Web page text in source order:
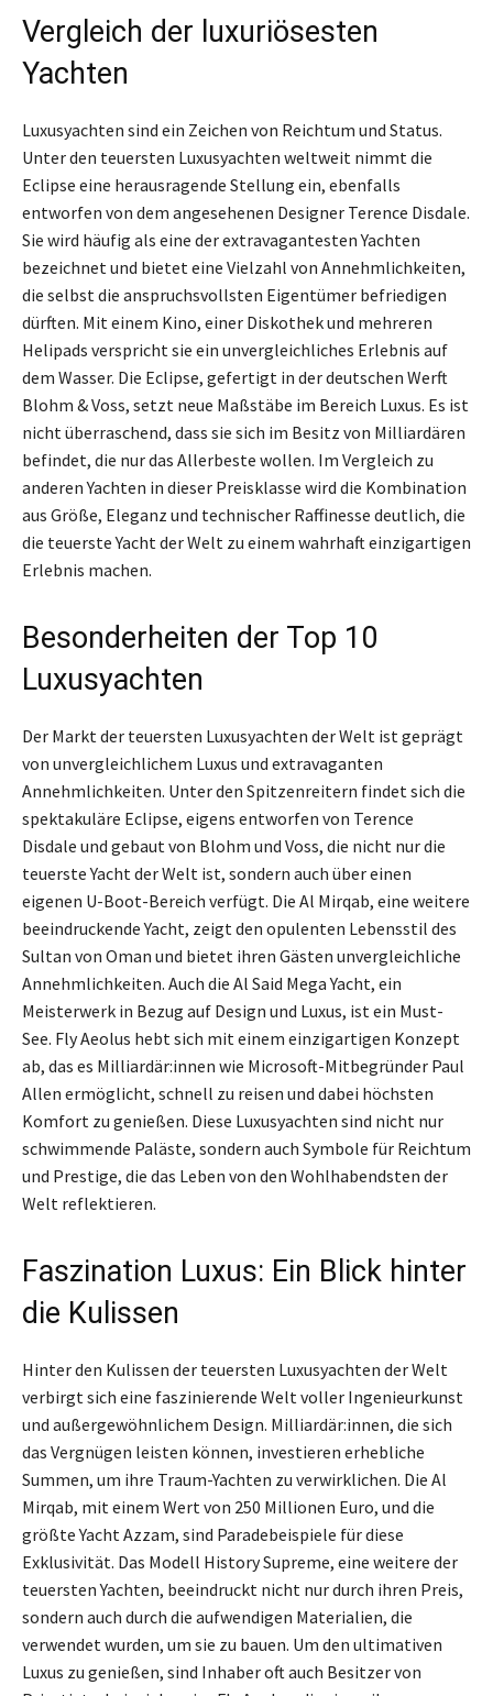
Vergleich der luxuriösesten
Yachten
Luxusyachten sind ein Zeichen von Reichtum und Status.
Unter den teuersten Luxusyachten weltweit nimmt die
Eclipse eine herausragende Stellung ein, ebenfalls
entworfen von dem angesehenen Designer Terence Disdale.
Sie wird häufig als eine der extravagantesten Yachten
bezeichnet und bietet eine Vielzahl von Annehmlichkeiten,
die selbst die anspruchsvollsten Eigentümer befriedigen
dürften. Mit einem Kino, einer Diskothek und mehreren
Helipads verspricht sie ein unvergleichliches Erlebnis auf
dem Wasser. Die Eclipse, gefertigt in der deutschen Werft
Blohm & Voss, setzt neue Maßstäbe im Bereich Luxus. Es ist
nicht überraschend, dass sie sich im Besitz von Milliardären
befindet, die nur das Allerbeste wollen. Im Vergleich zu
anderen Yachten in dieser Preisklasse wird die Kombination
aus Größe, Eleganz und technischer Raffinesse deutlich, die
die teuerste Yacht der Welt zu einem wahrhaft einzigartigen
Erlebnis machen.
Besonderheiten der Top 10
Luxusyachten
Der Markt der teuersten Luxusyachten der Welt ist geprägt
von unvergleichlichem Luxus und extravaganten
Annehmlichkeiten. Unter den Spitzenreitern findet sich die
spektakuläre Eclipse, eigens entworfen von Terence
Disdale und gebaut von Blohm und Voss, die nicht nur die
teuerste Yacht der Welt ist, sondern auch über einen
eigenen U-Boot-Bereich verfügt. Die Al Mirqab, eine weitere
beeindruckende Yacht, zeigt den opulenten Lebensstil des
Sultan von Oman und bietet ihren Gästen unvergleichliche
Annehmlichkeiten. Auch die Al Said Mega Yacht, ein
Meisterwerk in Bezug auf Design und Luxus, ist ein Must-
See. Fly Aeolus hebt sich mit einem einzigartigen Konzept
ab, das es Milliardär:innen wie Microsoft-Mitbegründer Paul
Allen ermöglicht, schnell zu reisen und dabei höchsten
Komfort zu genießen. Diese Luxusyachten sind nicht nur
schwimmende Paläste, sondern auch Symbole für Reichtum
und Prestige, die das Leben von den Wohlhabendsten der
Welt reflektieren.
Faszination Luxus: Ein Blick hinter
die Kulissen
Hinter den Kulissen der teuersten Luxusyachten der Welt
verbirgt sich eine faszinierende Welt voller Ingenieurkunst
und außergewöhnlichem Design. Milliardär:innen, die sich
das Vergnügen leisten können, investieren erhebliche
Summen, um ihre Traum-Yachten zu verwirklichen. Die Al
Mirqab, mit einem Wert von 250 Millionen Euro, und die
größte Yacht Azzam, sind Paradebeispiele für diese
Exklusivität. Das Modell History Supreme, eine weitere der
teuersten Yachten, beeindruckt nicht nur durch ihren Preis,
sondern auch durch die aufwendigen Materialien, die
verwendet wurden, um sie zu bauen. Um den ultimativen
Luxus zu genießen, sind Inhaber oft auch Besitzer von